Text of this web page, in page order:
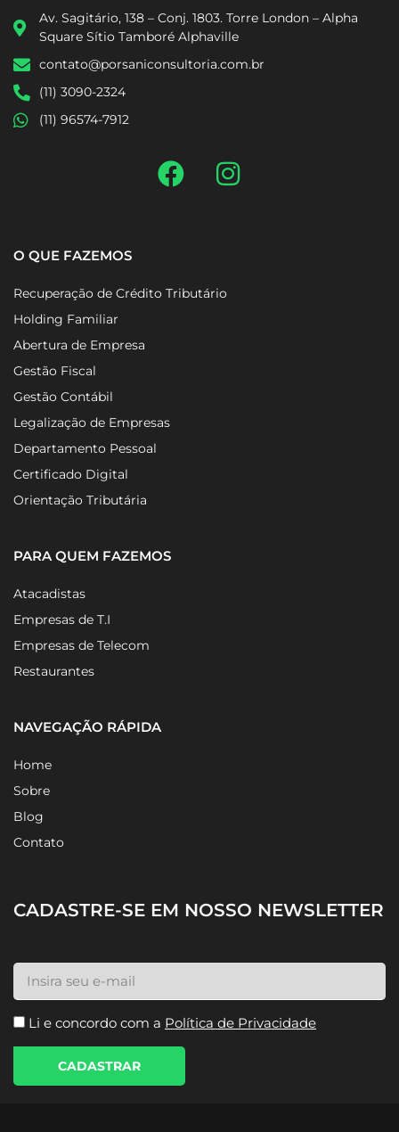
Av. Sagitário, 138 – Conj. 1803. Torre London – Alpha
Square Sítio Tamboré Alphaville
contato@porsaniconsultoria.com.br
(11) 3090-2324
(11) 96574-7912
O QUE FAZEMOS
Recuperação de Crédito Tributário
Holding Familiar
Abertura de Empresa
Gestão Fiscal
Gestão Contábil
Legalização de Empresas
Departamento Pessoal
Certificado Digital
Orientação Tributária
PARA QUEM FAZEMOS
Atacadistas
Empresas de T.I
Empresas de Telecom
Restaurantes
NAVEGAÇÃO RÁPIDA
Home
Sobre
Blog
Contato
CADASTRE-SE EM NOSSO NEWSLETTER
Li e concordo com a Política de Privacidade
CADASTRAR